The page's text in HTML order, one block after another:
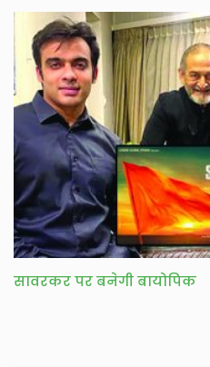
सावरकर पर बनेगी बायोपिक